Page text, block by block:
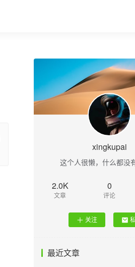
xingkupai
这个人很懒，什么都没
2.0K
文章
0
评论
关注
最近文章